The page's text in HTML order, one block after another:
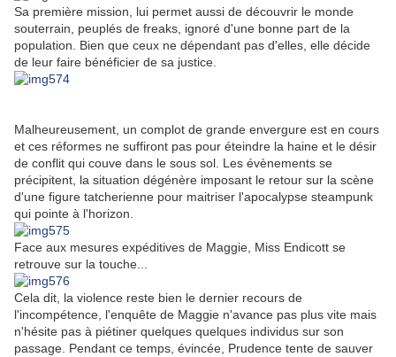
Sa première mission, lui permet aussi de découvrir le monde
souterrain, peuplés de freaks, ignoré d'une bonne part de la
population. Bien que ceux ne dépendant pas d'elles, elle décide
de leur faire bénéficier de sa justice.
Malheureusement, un complot de grande envergure est en cours
et ces réformes ne suffiront pas pour éteindre la haine et le désir
de conflit qui couve dans le sous sol. Les évènements se
précipitent, la situation dégénère imposant le retour sur la scène
d'une figure tatcherienne pour maitriser l'apocalypse steampunk
qui pointe à l'horizon.
Face aux mesures expéditives de Maggie, Miss Endicott se
retrouve sur la touche...
Cela dit, la violence reste bien le dernier recours de
l'incompétence, l'enquête de Maggie n'avance pas plus vite mais
n'hésite pas à piétiner quelques quelques individus sur son
passage. Pendant ce temps, évincée, Prudence tente de sauver